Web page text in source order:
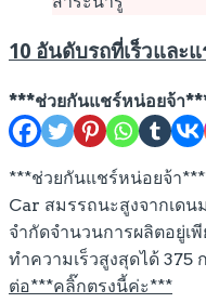
10 อันดับรถที่เร็วและ
***ช่วยกันแชร์หน่อยจ้า
***ช่วยกันแชร์หน่อยจ้า
Car สมรรถนะสูงจากเดน
จำกัดจำนวนการผลิตอยู่เ
ทำความเร็วสูงสุดได้ 375
ต่อ***คลิ๊กตรงนี้ค่ะ***